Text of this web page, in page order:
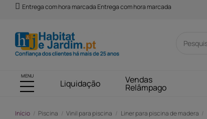
Entrega com hora marcada Entrega com hora marcada
MENU
Liquidação Vendas
Relâmpago
Início Piscina Vinil para piscina Liner para piscina de madera